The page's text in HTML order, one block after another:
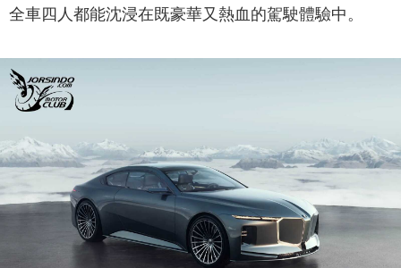
全車四人都能沈浸在既豪華又熱血的駕駛體驗中。